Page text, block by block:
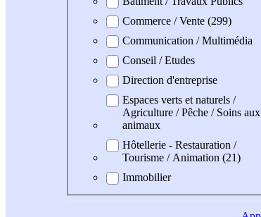
Commerce / Vente (299)
Communication / Multimédia
Conseil / Etudes
Direction d'entreprise
Espaces verts et naturels /
Agriculture / Pêche / Soins aux
animaux
Hôtellerie - Restauration /
Tourisme / Animation (21)
Immobilier